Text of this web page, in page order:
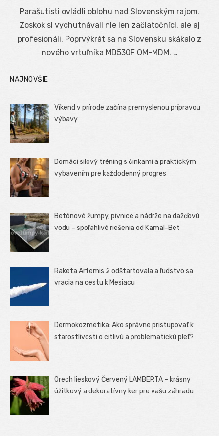
Parašutisti ovládli oblohu nad Slovenským rajom.
Zoskok si vychutnávali nie len začiatočníci, ale aj
profesionáli. Poprvýkrát sa na Slovensku skákalo z
nového vrtuľníka MD530F OM-MDM. …
NAJNOVŠIE
Víkend v prírode začína premyslenou prípravou
výbavy
Domáci silový tréning s činkami a praktickým
vybavením pre každodenný progres
Betónové žumpy, pivnice a nádrže na dažďovú
vodu – spoľahlivé riešenia od Kamal-Bet
Raketa Artemis 2 odštartovala a ľudstvo sa
vracia na cestu k Mesiacu
Dermokozmetika: Ako správne pristupovať k
starostlivosti o citlivú a problematickú pleť?
Orech lieskový Červený LAMBERTA – krásny
úžitkový a dekoratívny ker pre vašu záhradu